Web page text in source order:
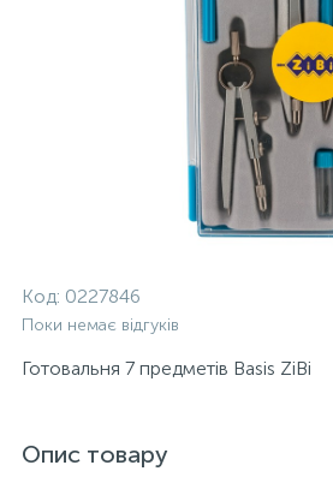
Код: 0227846
Поки немає відгуків
Готовальня 7 предметів Basis ZiBi
Опис товару